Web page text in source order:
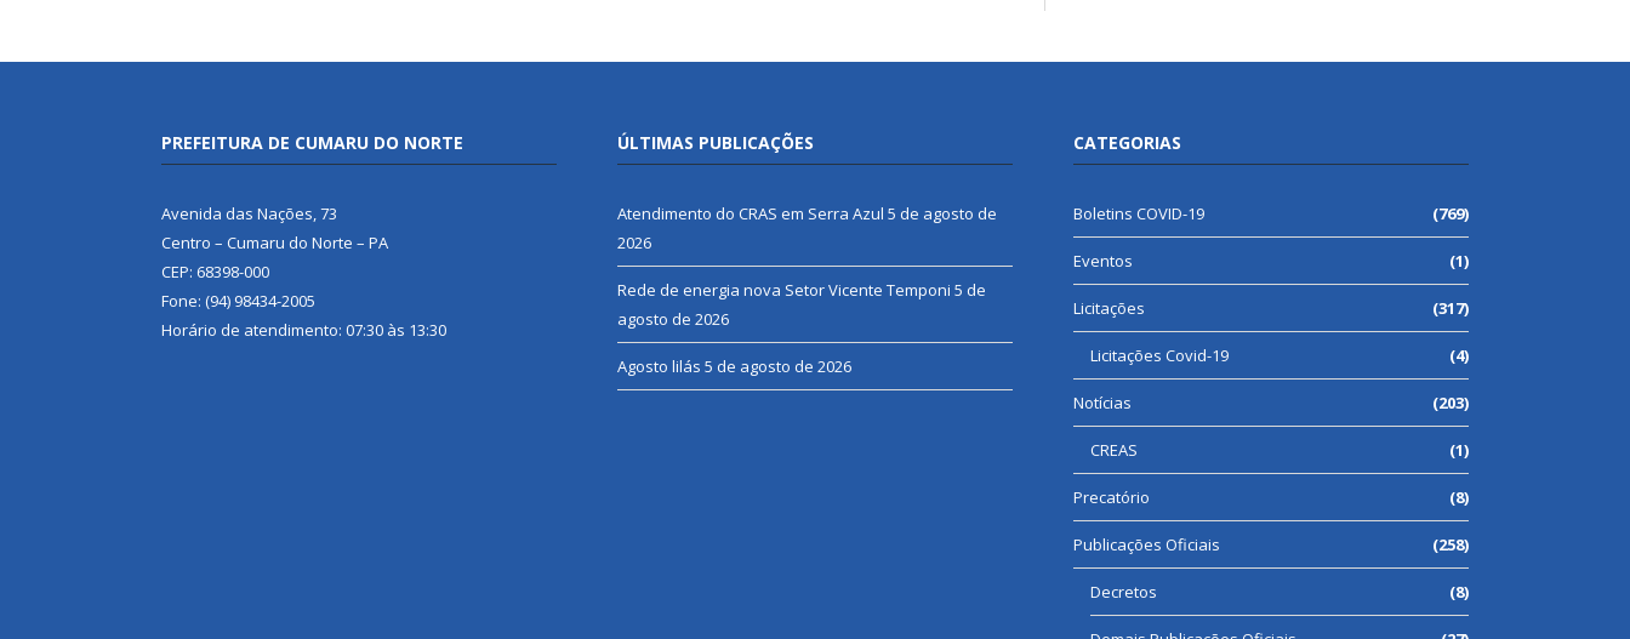
PREFEITURA DE CUMARU DO NORTE
Avenida das Nações, 73
Centro – Cumaru do Norte – PA
CEP: 68398-000
Fone: (94) 98434-2005
Horário de atendimento: 07:30 às 13:30
ÚLTIMAS PUBLICAÇÕES
Atendimento do CRAS em Serra Azul 5 de agosto de
2026
Rede de energia nova Setor Vicente Temponi 5 de
agosto de 2026
Agosto lilás 5 de agosto de 2026
CATEGORIAS
Boletins COVID-19 (769)
Eventos (1)
Licitações (317)
Licitações Covid-19 (4)
Notícias (203)
CREAS (1)
Precatório (8)
Publicações Oficiais (258)
Decretos (8)